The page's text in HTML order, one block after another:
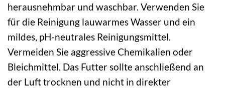
herausnehmbar und waschbar. Verwenden Sie
für die Reinigung lauwarmes Wasser und ein
mildes, pH-neutrales Reinigungsmittel.
Vermeiden Sie aggressive Chemikalien oder
Bleichmittel. Das Futter sollte anschließend an
der Luft trocknen und nicht in direkter